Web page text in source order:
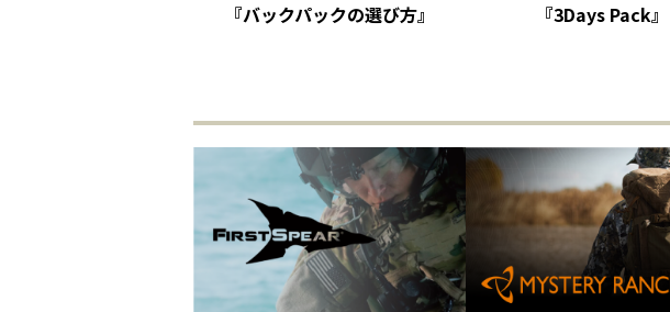
『バックパックの選び方』 『3Days Pack』